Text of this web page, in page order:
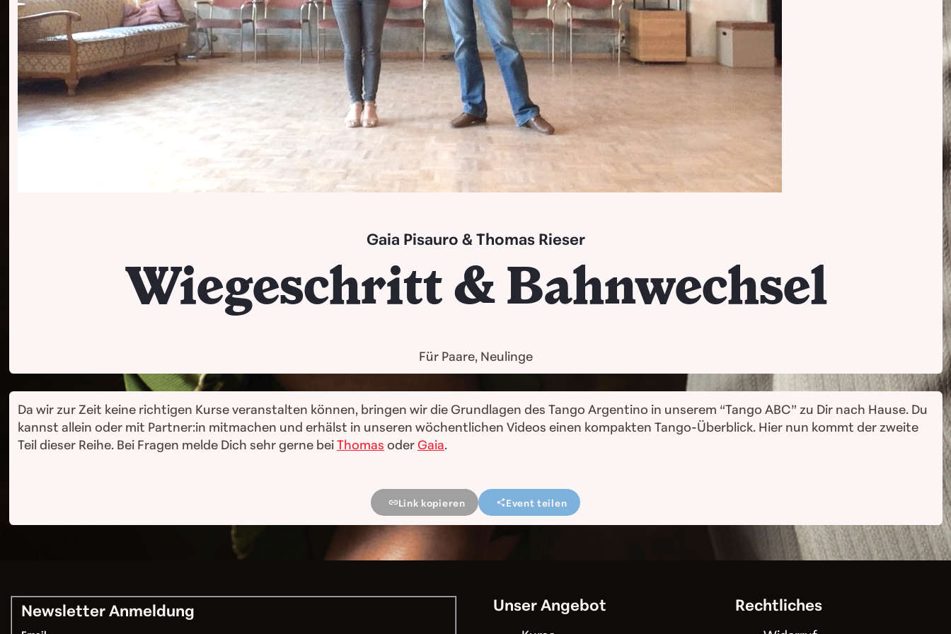
Wiegeschritt & Bahnwechsel
Gaia Pisauro & Thomas Rieser
Für Paare, Neulinge
Da wir zur Zeit keine richtigen Kurse veranstalten können, bringen wir die Grundlagen des Tango Argentino in unserem “Tango ABC” zu Dir nach Hause. Du
kannst allein oder mit Partner:in mitmachen und erhälst in unseren wöchentlichen Videos einen kompakten Tango-Überblick. Hier nun kommt der zweite
Teil dieser Reihe. Bei Fragen melde Dich sehr gerne beiThomas oderGaia.
Link kopieren Event teilen
Newsletter Anmeldung Unser Angebot Rechtliches